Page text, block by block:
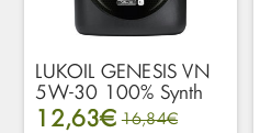
LUKOIL GENESIS VN
5W-30 100% Synth
1L έως 205L
12,63€ 16,84€